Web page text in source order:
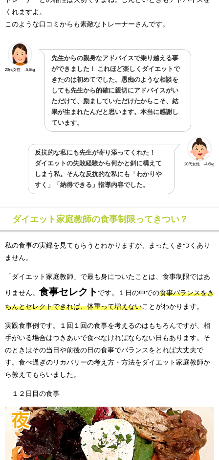
くれますよ。
このような口コミからも素敵なトレーナーさんです。
20代女性 -5.6kg
先生からの親身なアドバイスで乗り越える事
ができました！ これほど楽しくダイエットで
きたのは初めてでした。愚痴のような相談を
しても先生から的確に親切にアドバイスがい
ただけて、励ましていただけたからこそ、結
果が生まれたんだと思います。本当に感謝し
ています。
20代女性 -4.6kg
反抗的な私にも先生が寄り添ってくれた！
ダイエットの失敗経験から何かと斜に構えて
しまう私。そんな反抗的な私にも「わかりや
すく」「納得できる」指導内容でした。
ダイエット家庭教師の食事制限ってきつい？
私の食事の実録を見てもらうとわかりますが、まったくきつくあり
ません。
「ダイエット家庭教師」で最も身についたことは、食事制限ではあ
りません。 食事セレクト です。１日の中での食事バランスをき
ちんとセレクトできれば、体重って増えないことがわかります。
実践食事例です。１回１回の食事を考えるのはもちろんですが、相
手がいる場合はつきあいで食べなければならない日もあります。そ
のときはその当日や前後の日の食事でバランスをとれば大丈夫で
す。食べ過ぎのリカバリーの考え方・方法をダイエット家庭教師か
ら教えてもらいました。
１２日目の食事